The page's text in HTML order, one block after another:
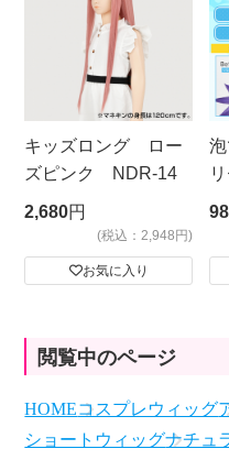
キッズロング ロー
ズピンク NDR-14
2,680円
(税込：2,948円)
お気に入り
閲覧中のページ
HOMEコスプレウィッグ
ショートウィッグナチュ